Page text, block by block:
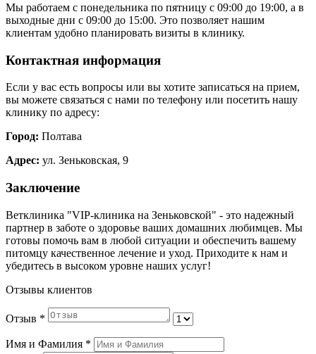
Мы работаем с понедельника по пятницу с 09:00 до 19:00, а в
выходные дни с 09:00 до 15:00. Это позволяет нашим
клиентам удобно планировать визиты в клинику.
Контактная информация
Если у вас есть вопросы или вы хотите записаться на прием,
вы можете связаться с нами по телефону или посетить нашу
клинику по адресу:
Город: Полтава
Адрес: ул. Зеньковская, 9
Заключение
Ветклиника "VIP-клиника на Зеньковской" - это надежный
партнер в заботе о здоровье ваших домашних любимцев. Мы
готовы помочь вам в любой ситуации и обеспечить вашему
питомцу качественное лечение и уход. Приходите к нам и
убедитесь в высоком уровне наших услуг!
Отзывы клиентов
Отзыв *
Имя и Фамилия *